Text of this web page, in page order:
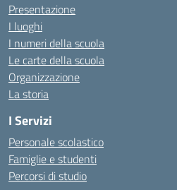
Presentazione
I luoghi
I numeri della scuola
Le carte della scuola
Organizzazione
La storia
I Servizi
Personale scolastico
Famiglie e studenti
Percorsi di studio